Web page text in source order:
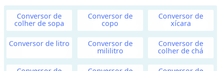
m
e
n
t
Conversor de
colher de sopa
Conversor de
copo
Conversor de
xícara
Conversor de litro Conversor de
mililitro
Conversor de
colher de chá